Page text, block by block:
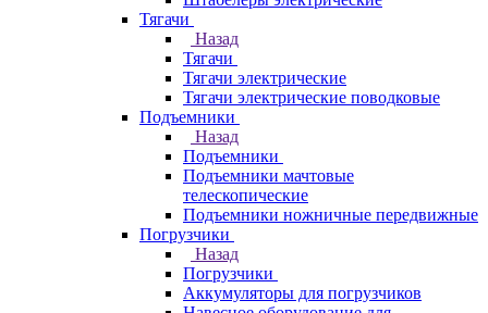
Тягачи
Назад
Тягачи
Тягачи электрические
Тягачи электрические поводковые
Подъемники
Назад
Подъемники
Подъемники мачтовые
телескопические
Подъемники ножничные передвижные
Погрузчики
Назад
Погрузчики
Аккумуляторы для погрузчиков